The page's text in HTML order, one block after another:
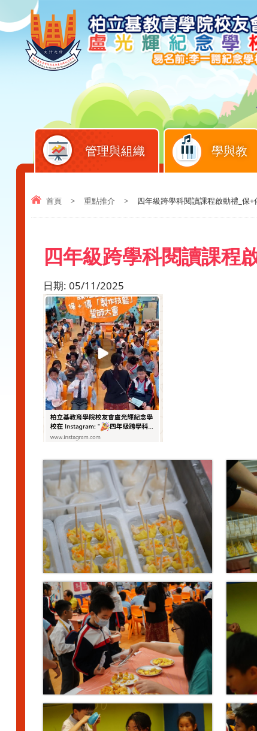
管理與組織 學與教
首頁 > 重點推介 > 四年級跨學科閱讀課程啟動禮_保
四年級跨學科閱讀課程
日期: 05/11/2025